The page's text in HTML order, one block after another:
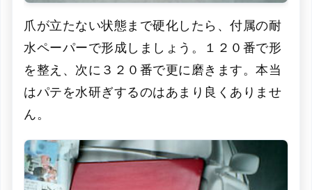
爪が立たない状態まで硬化したら、付属の耐
水ペーパーで形成しましょう。１２０番で形
を整え、次に３２０番で更に磨きます。本当
はパテを水研ぎするのはあまり良くありませ
ん。